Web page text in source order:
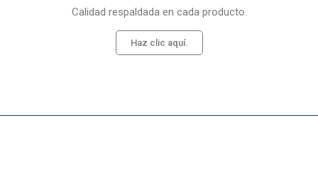
Calidad respaldada en cada producto.
Haz clic aquí.